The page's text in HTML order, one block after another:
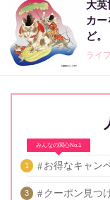
大英
カ
ど。
ライフ
みんなの関心No.1
1 お得なキャン
3 クーポン見つ